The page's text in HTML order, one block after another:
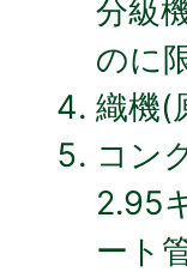
分級
のに
織機(
コン
2.95
ート